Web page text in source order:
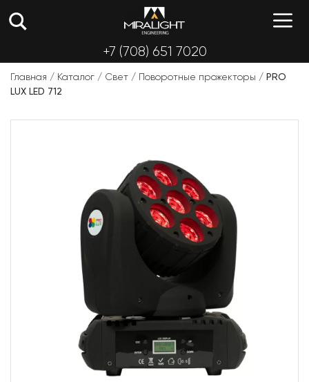
+7 (708) 651 7020
Главная / Каталог / Свет / Поворотные прожекторы / PRO
LUX LED 712